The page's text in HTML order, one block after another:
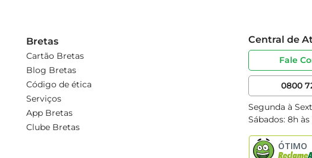
Bretas
Cartão Bretas
Blog Bretas
Código de ética
Serviços
App Bretas
Clube Bretas
Central de
Fale
0800
Segunda à
Sábados: 8h às